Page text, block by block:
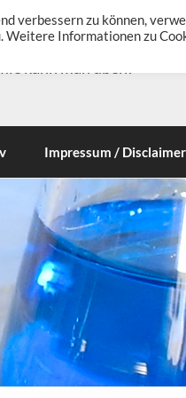
Impressum / Disclaimer
verbessern zu können,
Weitere Informationen zu